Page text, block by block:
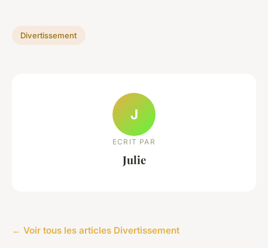
Divertissement
J
ECRIT PAR
Julie
← Voir tous les articles Divertissement